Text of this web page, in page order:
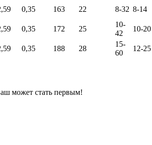
0,35 163 22 8-32 8-14
0,35 172 25
10-
42
10-20
0,35 188 28
15-
60
12-25
может стать первым!